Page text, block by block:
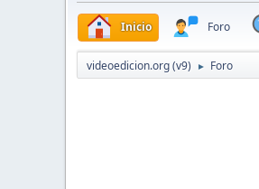
Inicio Foro
videoedicion.org (v9) ► Foro